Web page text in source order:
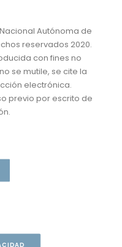
Autónoma de
reservados 2020.
con fines no
se mutile, se cite la
electrónica.
previo por escrito de